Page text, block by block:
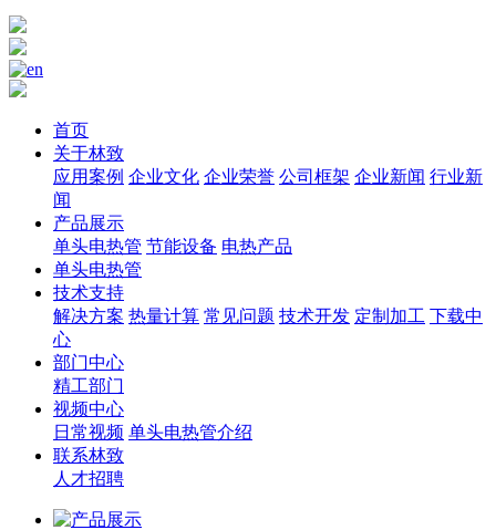
首页
关于林致
应用案例 企业文化 企业荣誉 公司框架 企业新闻 行业新
闻
产品展示
单头电热管 节能设备 电热产品
单头电热管
技术支持
解决方案 热量计算 常见问题 技术开发 定制加工 下载中
心
部门中心
精工部门
视频中心
日常视频 单头电热管介绍
联系林致
人才招聘